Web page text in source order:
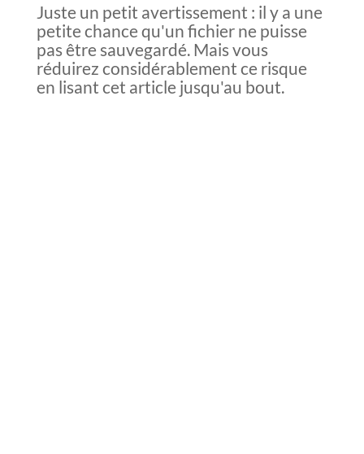
Juste un petit avertissement : il y a une
petite chance qu'un fichier ne puisse
pas être sauvegardé. Mais vous
réduirez considérablement ce risque
en lisant cet article jusqu'au bout.